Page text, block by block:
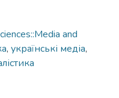
and
, українські медіа,